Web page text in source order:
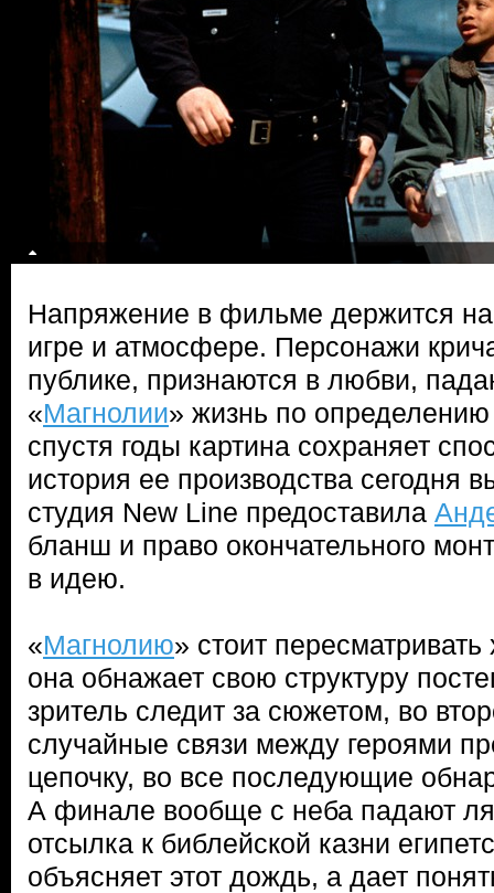
Напряжение в фильме держится на
игре и атмосфере. Персонажи
публике, признаются в любви,
«Магнолии» жизнь по
спустя годы картина сохраняет
история ее производства сегодня
студия New Line предоставила
бланш и право окончательного
в идею.
«Магнолию» стоит
она обнажает свою структуру
зритель следит за сюжетом, во
случайные связи между героями
цепочку, во все последующие
А финале вообще с неба падают
отсылка к библейской казни
объясняет этот дождь, а дает